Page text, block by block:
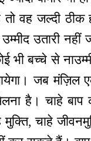
वह जल्दी
उतारी नहीं
भी बच्चे से
जब मंज़िल
है। चाहे बाप
चाहे